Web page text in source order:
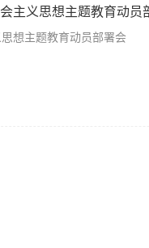
主义思想主题教育动员
想主题教育动员部署会